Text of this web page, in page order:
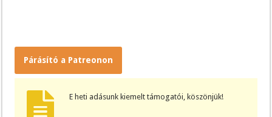
Párásító a Patreonon
E heti adásunk kiemelt támogatói, köszönjük!